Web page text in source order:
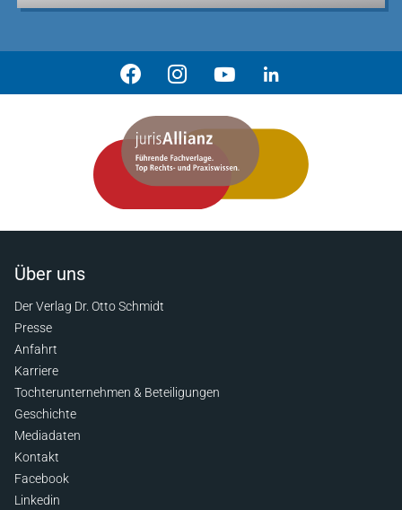
Über uns
Der Verlag Dr. Otto Schmidt
Presse
Anfahrt
Karriere
Tochterunternehmen & Beteiligungen
Geschichte
Mediadaten
Kontakt
Facebook
Linkedin